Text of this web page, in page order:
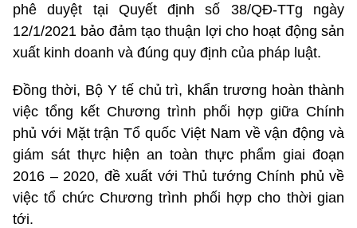
phê duyệt tại Quyết định số 38/QĐ-TTg ngày
12/1/2021 bảo đảm tạo thuận lợi cho hoạt động sản
xuất kinh doanh và đúng quy định của pháp luật.
Đồng thời, Bộ Y tế chủ trì, khẩn trương hoàn thành
việc tổng kết Chương trình phối hợp giữa Chính
phủ với Mặt trận Tổ quốc Việt Nam về vận động và
giám sát thực hiện an toàn thực phẩm giai đoạn
2016 – 2020, đề xuất với Thủ tướng Chính phủ về
việc tổ chức Chương trình phối hợp cho thời gian
tới.